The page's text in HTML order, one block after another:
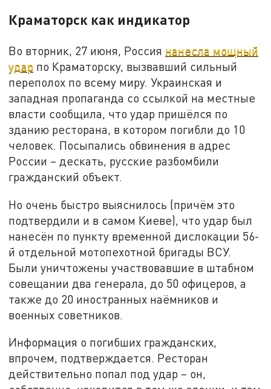
Краматорск как индикатор
Во вторник, 27 июня, Россия нанесла мощный
удар по Краматорску, вызвавший сильный
переполох по всему миру. Украинская и
западная пропаганда со ссылкой на местные
власти сообщила, что удар пришёлся по
зданию ресторана, в котором погибли до 10
человек. Посыпались обвинения в адрес
России – дескать, русские разбомбили
гражданский объект.
Но очень быстро выяснилось (причём это
подтвердили и в самом Киеве), что удар был
нанесён по пункту временной дислокации 56-
й отдельной мотопехотной бригады ВСУ.
Были уничтожены участвовавшие в штабном
совещании два генерала, до 50 офицеров, а
также до 20 иностранных наёмников и
военных советников.
Информация о погибших гражданских,
впрочем, подтверждается. Ресторан
действительно попал под удар – он,